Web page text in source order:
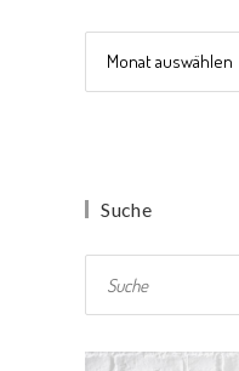
Suche